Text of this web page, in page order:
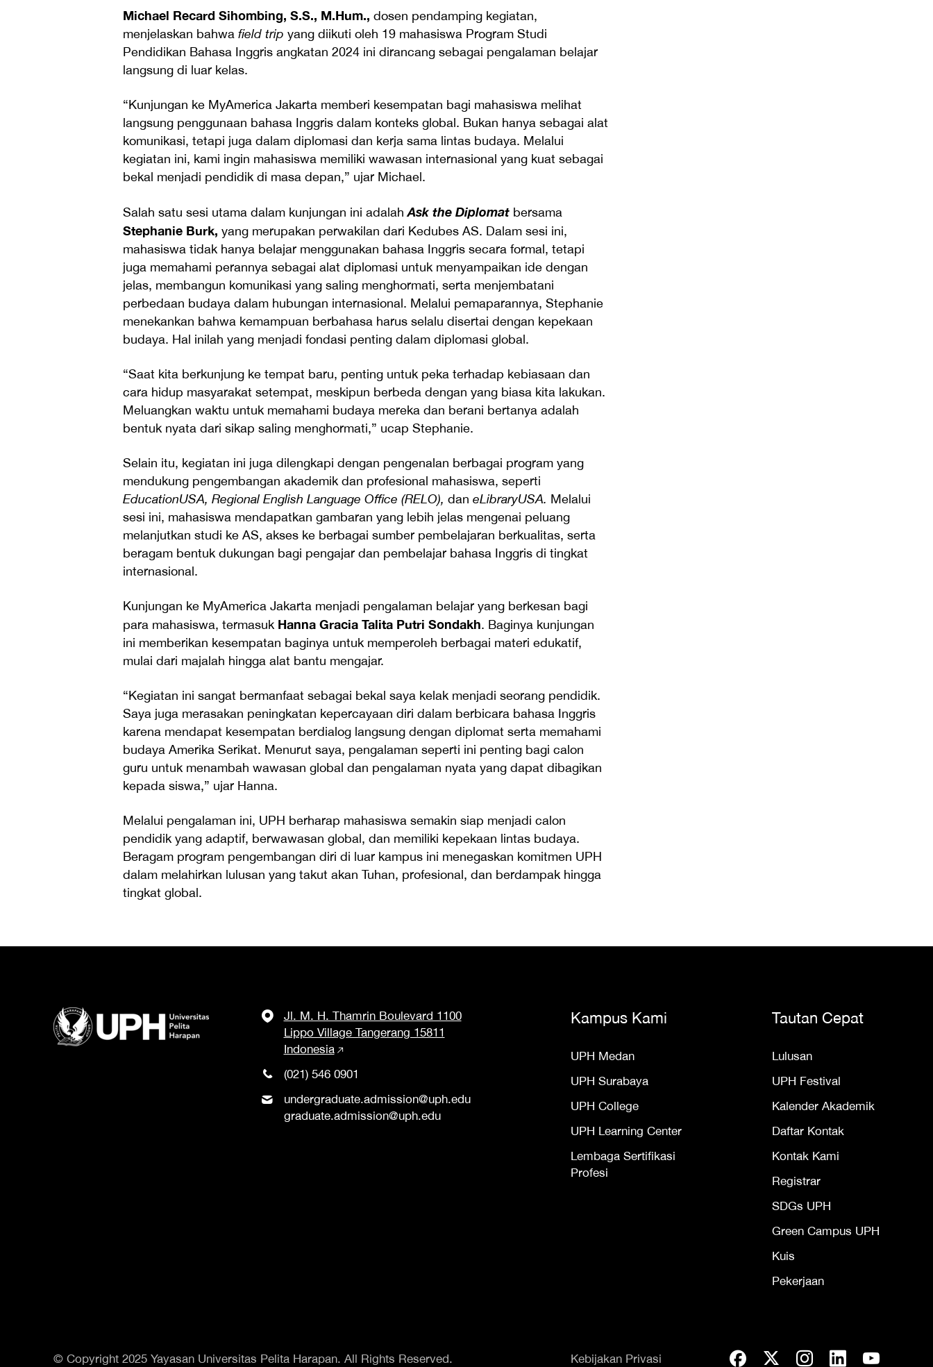
Michael Recard Sihombing, S.S., M.Hum., dosen pendamping kegiatan,
menjelaskan bahwa field trip yang diikuti oleh 19 mahasiswa Program Studi
Pendidikan Bahasa Inggris angkatan 2024 ini dirancang sebagai pengalaman belajar
langsung di luar kelas.
“Kunjungan ke MyAmerica Jakarta memberi kesempatan bagi mahasiswa melihat
langsung penggunaan bahasa Inggris dalam konteks global. Bukan hanya sebagai alat
komunikasi, tetapi juga dalam diplomasi dan kerja sama lintas budaya. Melalui
kegiatan ini, kami ingin mahasiswa memiliki wawasan internasional yang kuat sebagai
bekal menjadi pendidik di masa depan,” ujar Michael.
Salah satu sesi utama dalam kunjungan ini adalahAsk the Diplomat bersama
Stephanie Burk, yang merupakan perwakilan dari Kedubes AS. Dalam sesi ini,
mahasiswa tidak hanya belajar menggunakan bahasa Inggris secara formal, tetapi
juga memahami perannya sebagai alat diplomasi untuk menyampaikan ide dengan
jelas, membangun komunikasi yang saling menghormati, serta menjembatani
perbedaan budaya dalam hubungan internasional. Melalui pemaparannya, Stephanie
menekankan bahwa kemampuan berbahasa harus selalu disertai dengan kepekaan
budaya. Hal inilah yang menjadi fondasi penting dalam diplomasi global.
“Saat kita berkunjung ke tempat baru, penting untuk peka terhadap kebiasaan dan
cara hidup masyarakat setempat, meskipun berbeda dengan yang biasa kita lakukan.
Meluangkan waktu untuk memahami budaya mereka dan berani bertanya adalah
bentuk nyata dari sikap saling menghormati,” ucap Stephanie.
Selain itu, kegiatan ini juga dilengkapi dengan pengenalan berbagai program yang
mendukung pengembangan akademik dan profesional mahasiswa, seperti
EducationUSA, Regional English Language Office (RELO), dan eLibraryUSA. Melalui
sesi ini, mahasiswa mendapatkan gambaran yang lebih jelas mengenai peluang
melanjutkan studi ke AS, akses ke berbagai sumber pembelajaran berkualitas, serta
beragam bentuk dukungan bagi pengajar dan pembelajar bahasa Inggris di tingkat
internasional.
Kunjungan ke MyAmerica Jakarta menjadi pengalaman belajar yang berkesan bagi
para mahasiswa, termasuk Hanna Gracia Talita Putri Sondakh. Baginya kunjungan
ini memberikan kesempatan baginya untuk memperoleh berbagai materi edukatif,
mulai dari majalah hingga alat bantu mengajar.
“Kegiatan ini sangat bermanfaat sebagai bekal saya kelak menjadi seorang pendidik.
Saya juga merasakan peningkatan kepercayaan diri dalam berbicara bahasa Inggris
karena mendapat kesempatan berdialog langsung dengan diplomat serta memahami
budaya Amerika Serikat. Menurut saya, pengalaman seperti ini penting bagi calon
guru untuk menambah wawasan global dan pengalaman nyata yang dapat dibagikan
kepada siswa,” ujar Hanna.
Melalui pengalaman ini, UPH berharap mahasiswa semakin siap menjadi calon
pendidik yang adaptif, berwawasan global, dan memiliki kepekaan lintas budaya.
Beragam program pengembangan diri di luar kampus ini menegaskan komitmen UPH
dalam melahirkan lulusan yang takut akan Tuhan, profesional, dan berdampak hingga
tingkat global.
Jl. M. H. Thamrin Boulevard 1100
Lippo Village Tangerang 15811
Indonesia
(021) 546 0901
undergraduate.admission@uph.edu
graduate.admission@uph.edu
Kampus Kami
UPH Medan
UPH Surabaya
UPH College
UPH Learning Center
Lembaga Sertifikasi
Profesi
Tautan Cepat
Lulusan
UPH Festival
Kalender Akademik
Daftar Kontak
Kontak Kami
Registrar
SDGs UPH
Green Campus UPH
Kuis
Pekerjaan
© Copyright 2025 Yayasan Universitas Pelita Harapan. All Rights Reserved. Kebijakan Privasi